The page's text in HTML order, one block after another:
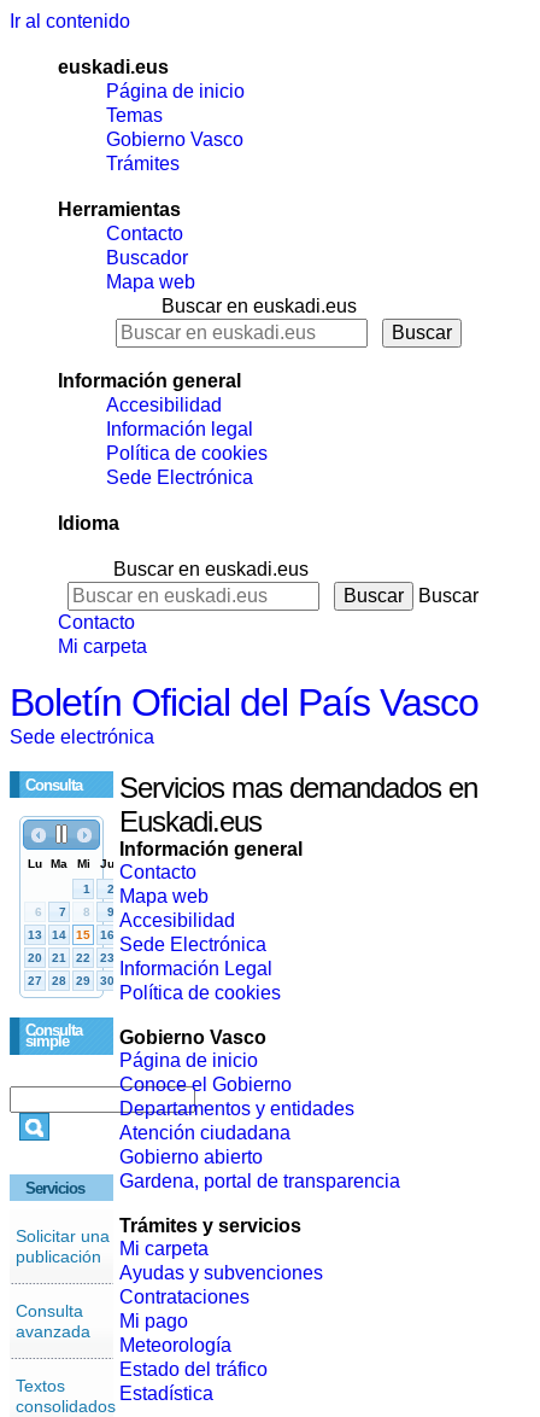
Ir al contenido
euskadi.eus
Página de inicio
Temas
Gobierno Vasco
Trámites
Herramientas
Contacto
Buscador
Mapa web
Buscar en euskadi.eus
Información general
Accesibilidad
Información legal
Política de cookies
Sede Electrónica
Idioma
Buscar en euskadi.eus
Buscar
Contacto
Mi carpeta
Boletín Oficial del País Vasco
Sede electrónica
Consulta
Consulta
simple
Servicios
Solicitar una
publicación
Consulta
avanzada
Textos
consolidados
Servicios mas demandados en
Euskadi.eus
Información general
Contacto
Mapa web
Accesibilidad
Sede Electrónica
Información Legal
Política de cookies
Gobierno Vasco
Página de inicio
Conoce el Gobierno
Departamentos y entidades
Atención ciudadana
Gobierno abierto
Gardena, portal de transparencia
Trámites y servicios
Mi carpeta
Ayudas y subvenciones
Contrataciones
Mi pago
Meteorología
Estado del tráfico
Estadística